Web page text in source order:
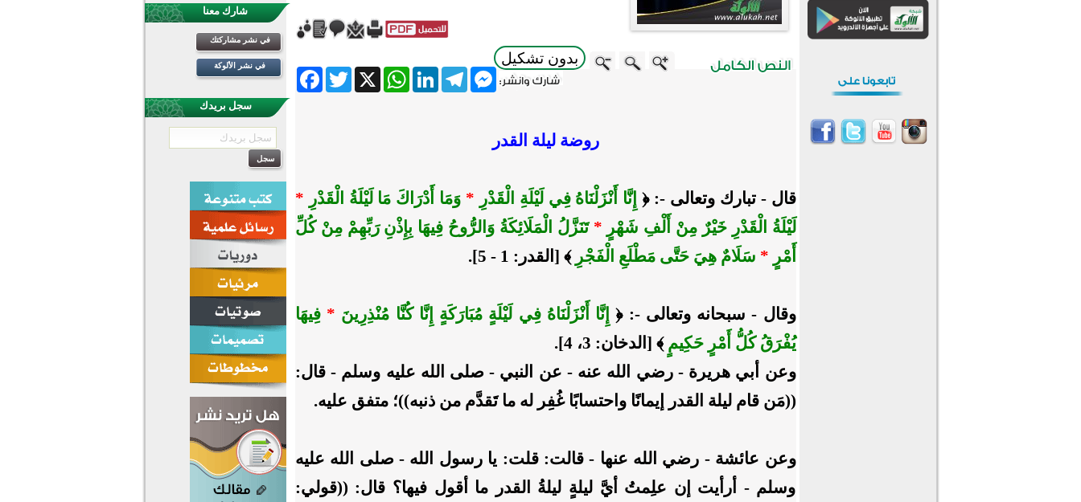
بدون تشكيل
FacebookTwitter X
WhatsApp
LinkedInTelegram
Messenger
روضة ليلة القدر
قال - تبارك وتعالى -: ﴿ إِنَّا أَنْزَلْنَاهُ فِي لَيْلَةِ الْقَدْرِ * وَمَا أَدْرَاكَ مَا لَيْلَةُ الْقَدْرِ *
لَيْلَةُ الْقَدْرِ خَيْرٌ مِنْ أَلْفِ شَهْرٍ * تَنَزَّلُ الْمَلَائِكَةُ وَالرُّوحُ فِيهَا بِإِذْنِ رَبِّهِمْ مِنْ كُلِّ
أَمْرٍ * سَلَامٌ هِيَ حَتَّى مَطْلَعِ الْفَجْرِ﴾ [القدر: 1 - 5].
وقال - سبحانه وتعالى -: ﴿ إِنَّا أَنْزَلْنَاهُ فِي لَيْلَةٍ مُبَارَكَةٍ إِنَّا كُنَّا مُنْذِرِينَ * فِيهَا
يُفْرَقُ كُلُّ أَمْرٍ حَكِيمٍ ﴾ [الدخان: 3، 4].
وعن أبي هريرة - رضي الله عنه - عن النبي - صلى الله عليه وسلم - قال:
((مَن قام ليلة القدر إيمانًا واحتسابًا غُفِر له ما تَقدَّم من ذنبه))؛ متفق عليه.
وعن عائشة - رضي الله عنها - قالت: قلت: يا رسول الله - صلى الله عليه
وسلم - أرأيت إن علِمتُ أيَّ ليلةٍ ليلةُ القدر ما أقول فيها؟ قال: ((قولي:
شارك معنا
في نشر مشاركتك
في نشر الألوكة
سجل بريدك
تيسليتش تختتم برنامجا تعليميا لتعزيز
القيم وبناء الشخصية للشباب
المسلمين
اختتام منافسات قرآنية متميزة في
مسابقة المعلومات الإسلامية